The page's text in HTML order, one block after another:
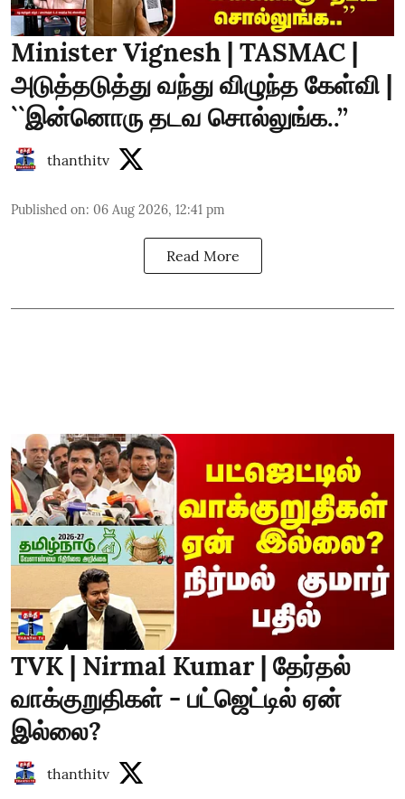
Minister Vignesh | TASMAC |
அடுத்தடுத்து வந்து விழுந்த கேள்வி |
``இன்னொரு தடவ சொல்லுங்க..’’
thanthitv
Published on: 06 Aug 2026, 12:41 pm
Read More
TVK | Nirmal Kumar | தேர்தல்
வாக்குறுதிகள் - பட்ஜெட்டில் ஏன்
இல்லை?
thanthitv